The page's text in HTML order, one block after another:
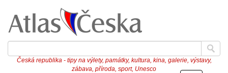
Česká republika - tipy na výlety, památky, kultura, kina, galerie, výstavy,
zábava, příroda, sport, Unesco